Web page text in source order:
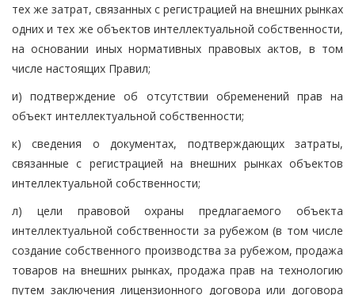
тех же затрат, связанных с регистрацией на внешних рынках
одних и тех же объектов интеллектуальной собственности,
на основании иных нормативных правовых актов, в том
числе настоящих Правил;
и) подтверждение об отсутствии обременений прав на
объект интеллектуальной собственности;
к) сведения о документах, подтверждающих затраты,
связанные с регистрацией на внешних рынках объектов
интеллектуальной собственности;
л) цели правовой охраны предлагаемого объекта
интеллектуальной собственности за рубежом (в том числе
создание собственного производства за рубежом, продажа
товаров на внешних рынках, продажа прав на технологию
путем заключения лицензионного договора или договора